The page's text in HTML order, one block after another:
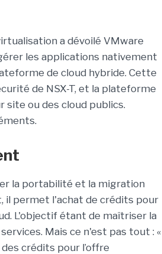
a dévoilé VMware
les applications nativement
de cloud hybride. Cette
de NSX-T, et la plateforme
site ou des cloud publics.
la portabilité et la migration
il permet l'achat de crédits pour
L'objectif étant de maîtriser la
Mais ce n'est pas tout : «
crédits pour l’offre